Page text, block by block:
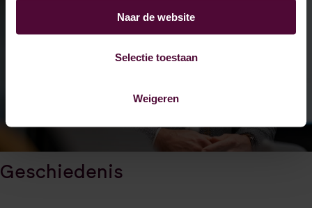
Naar de website
Selectie toestaan
Weigeren
Geschiedenis